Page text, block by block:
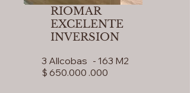
RIOMAR
EXCELENTE
INVERSION
3 Allcobas - 163 M2
$ 650.000 .000